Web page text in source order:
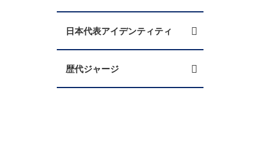
日本代表アイデンティティ
歴代ジャージ